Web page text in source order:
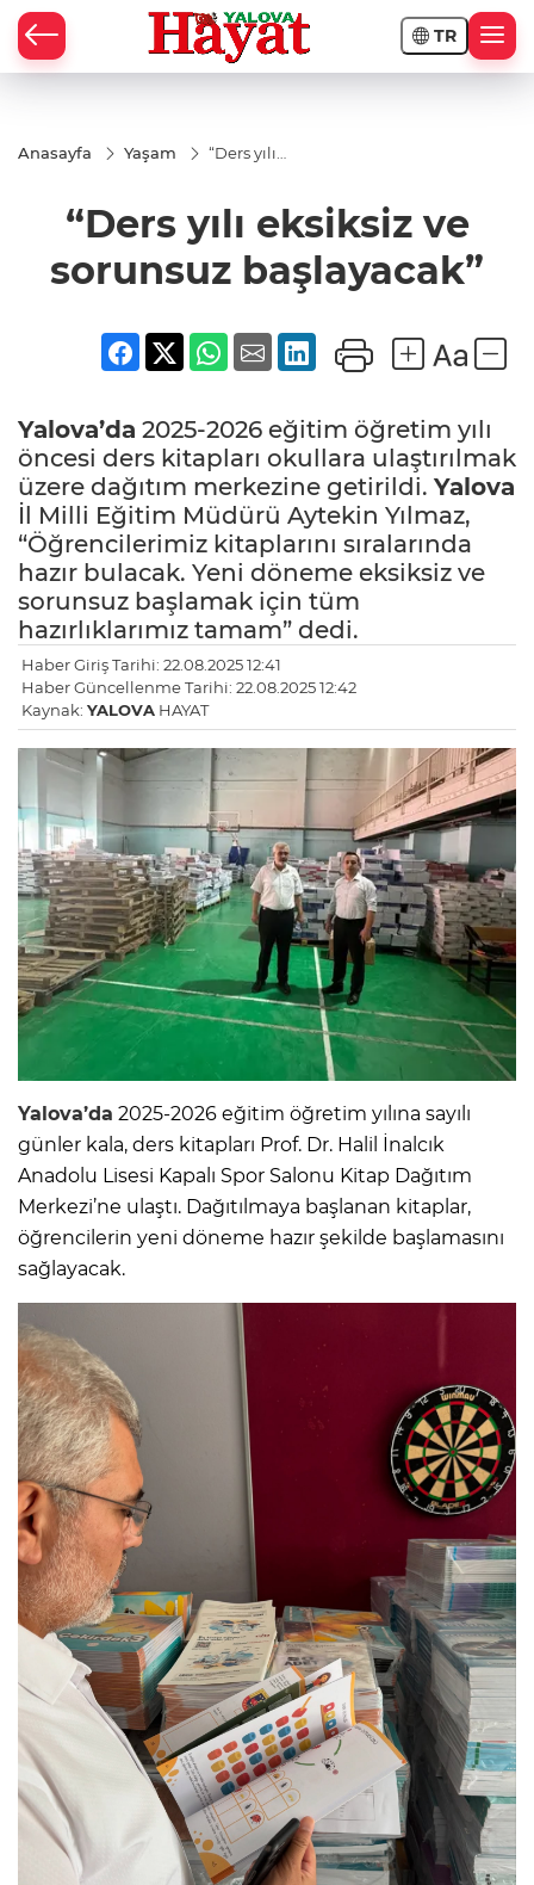
TR
Anasayfa Yaşam
“Ders yılı
başlayacak”
“Ders yılı eksiksiz ve
sorunsuz başlayacak”
Yalova’da 2025-2026 eğitim öğretim yılı
öncesi ders kitapları okullara ulaştırılmak
üzere dağıtım merkezine getirildi. Yalova
İl Milli Eğitim Müdürü Aytekin Yılmaz,
“Öğrencilerimiz kitaplarını sıralarında
hazır bulacak. Yeni döneme eksiksiz ve
sorunsuz başlamak için tüm
hazırlıklarımız tamam” dedi.
Haber Giriş Tarihi: 22.08.2025 12:41
Haber Güncellenme Tarihi: 22.08.2025 12:42
Kaynak: YALOVA HAYAT
Yalova’da 2025-2026 eğitim öğretim yılına sayılı
günler kala, ders kitapları Prof. Dr. Halil İnalcık
Anadolu Lisesi Kapalı Spor Salonu Kitap Dağıtım
Merkezi’ne ulaştı. Dağıtılmaya başlanan kitaplar,
öğrencilerin yeni döneme hazır şekilde başlamasını
sağlayacak.